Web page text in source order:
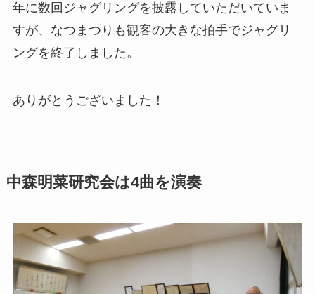
年に数回ジャグリングを披露していただいていま
すが、なつまつりも観客の大きな拍手でジャグリ
ングを終了しました。
ありがとうございました！
中森明菜研究会は4曲を演奏